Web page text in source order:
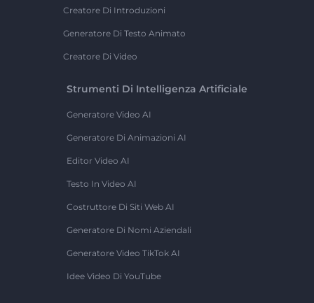
Creatore Di Introduzioni
Generatore Di Testo Animato
Creatore Di Video
Strumenti Di Intelligenza Artificiale
Generatore Video AI
Generatore Di Animazioni AI
Editor Video AI
Testo In Video AI
Costruttore Di Siti Web AI
Generatore Di Nomi Aziendali
Generatore Video TikTok AI
Idee Video Di YouTube